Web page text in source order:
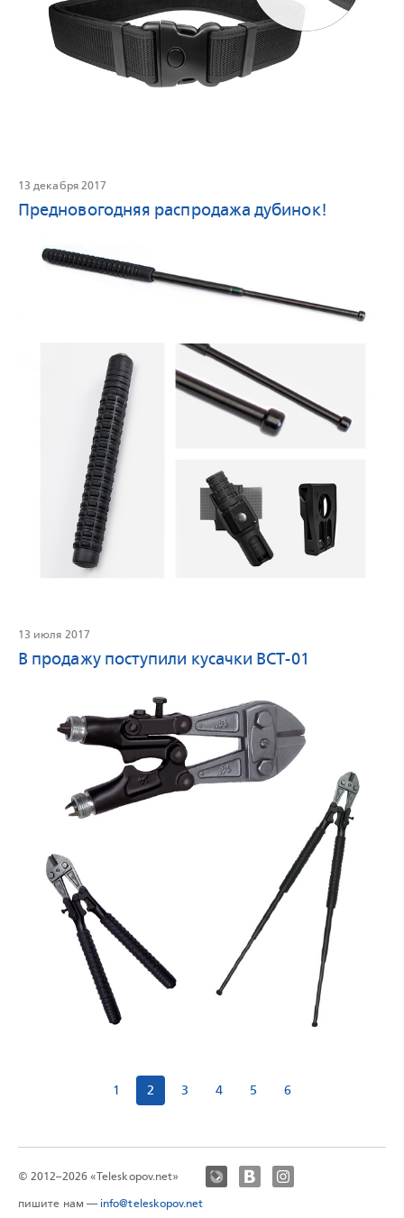
13 декабря 2017
Предновогодняя распродажа дубинок!
13 июля 2017
В продажу поступили кусачки BCT-01
1 2 3 4 5 6
© 2012–2026 «Teleskopov.net»
пишите нам — info@teleskopov.net